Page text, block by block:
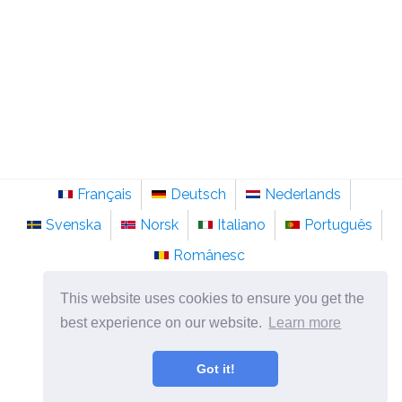
This website uses cookies to ensure you get the
best experience on our website.
Learn more
Got it!
Français Deutsch
Nederlands
Svenska
Norsk Italiano
Português
Românesc
©2026ro.sainte-anastasie.org
Psihologie, filozofie și gândire despre viață.